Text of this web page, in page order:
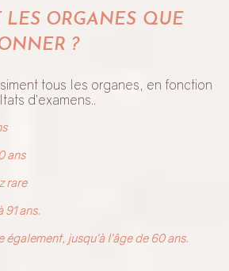
LES ORGANES QUE
?
tous les organes, en fonction
d’examens..
ans
rare
91 ans.
également, jusqu’à l’âge de 60 ans.